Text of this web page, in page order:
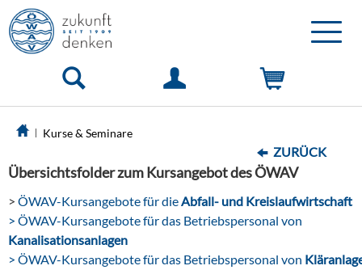
Toggle
Kurse & Seminare
ZURÜCK
Übersichtsfolder zum Kursangebot des ÖWAV
> ÖWAV-Kursangebote für dieAbfall- und Kreislaufwirtschaft
> ÖWAV-Kursangebote für das Betriebspersonal von
Kanalisationsanlagen
> ÖWAV-Kursangebote für das Betriebspersonal von